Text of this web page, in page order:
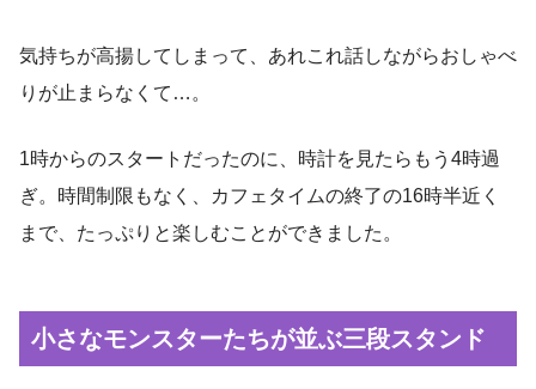
気持ちが高揚してしまって、あれこれ話しながらおしゃべ
りが止まらなくて…。
1時からのスタートだったのに、時計を見たらもう4時過
ぎ。時間制限もなく、カフェタイムの終了の16時半近く
まで、たっぷりと楽しむことができました。
小さなモンスターたちが並ぶ三段スタンド